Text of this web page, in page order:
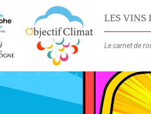
LES VINS
Le carnet de